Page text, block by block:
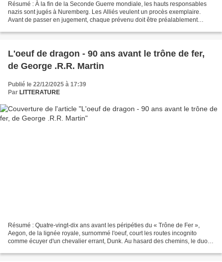
Résumé : À la fin de la Seconde Guerre mondiale, les hauts responsables
nazis sont jugés à Nuremberg. Les Alliés veulent un procès exemplaire.
Avant de passer en jugement, chaque prévenu doit être préalablement
L'oeuf de dragon - 90 ans avant le trône de fer,
de George .R.R. Martin
Publié le 22/12/2025 à 17:39
Par LITTERATURE
Résumé : Quatre-vingt-dix ans avant les péripéties du « Trône de Fer »,
Aegon, de la lignée royale, surnommé l'oeuf, court les routes incognito
comme écuyer d'un chevalier errant, Dunk. Au hasard des chemins, le duo